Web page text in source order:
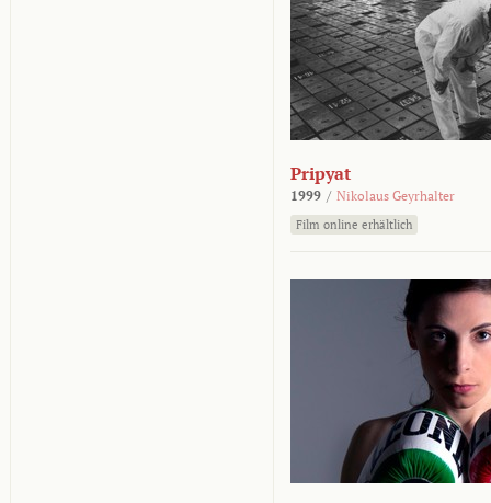
Pripyat
1999 / Nikolaus Geyrhalter
Film online erhältlich